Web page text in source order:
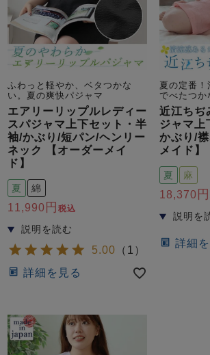
売れ筋ランキング
- Item Ranking -
-
すべてのデザインのパジャマ一覧は
ふわっと軽やか、ベタつかな
い。夏の爽快パジャマ
エアリーリップルレディー
スパジャマ上下セット・半
袖/かぶり/短パン/ヘンリー
ネック 【オーダーメイ
ド】
夏 綿
11,990 税込
5.00 （ 1 ）
詳細を見る
夏の定番
でべたつか
近江ちぢ
ジャマ上
かぶり/
メイド】
夏 麻
18,370
詳細